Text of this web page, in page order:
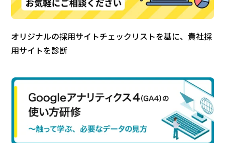
オリジナルの採用サイトチェックリストを基に、貴社採
用サイトを診断